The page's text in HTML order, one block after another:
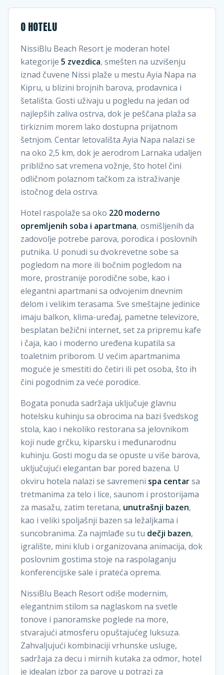
O HOTELU
NissiBlu Beach Resort je moderan hotel
kategorije 5 zvezdica, smešten na uzvišenju
iznad čuvene Nissi plaže u mestu Ayia Napa na
Kipru, u blizini brojnih barova, prodavnica i
šetališta. Gosti uživaju u pogledu na jedan od
najlepših zaliva ostrva, dok je peščana plaža sa
tirkiznim morem lako dostupna prijatnom
šetnjom. Centar letovališta Ayia Napa nalazi se
na oko 2,5 km, dok je aerodrom Larnaka udaljen
približno sat vremena vožnje, što hotel čini
odličnom polaznom tačkom za istraživanje
istočnog dela ostrva.
Hotel raspolaže sa oko 220 moderno
opremljenih soba i apartmana, osmišljenih da
zadovolje potrebe parova, porodica i poslovnih
putnika. U ponudi su dvokrevetne sobe sa
pogledom na more ili bočnim pogledom na
more, prostranije porodične sobe, kao i
elegantni apartmani sa odvojenim dnevnim
delom i velikim terasama. Sve smeštajne jedinice
imaju balkon, klima-uređaj, pametne televizore,
besplatan bežični internet, set za pripremu kafe
i čaja, kao i moderno uređena kupatila sa
toaletnim priborom. U većim apartmanima
moguće je smestiti do četiri ili pet osoba, što ih
čini pogodnim za veće porodice.
Bogata ponuda sadržaja uključuje glavnu
hotelsku kuhinju sa obrocima na bazi švedskog
stola, kao i nekoliko restorana sa jelovnikom
koji nude grčku, kiparsku i međunarodnu
kuhinju. Gosti mogu da se opuste u više barova,
uključujući elegantan bar pored bazena. U
okviru hotela nalazi se savremeni spa centarsa
tretmanima za telo i lice, saunom i prostorijama
za masažu, zatim teretana, unutrašnji bazen,
kao i veliki spoljašnji bazen sa ležaljkama i
suncobranima. Za najmlađe su tu dečji bazen,
igralište, mini klub i organizovana animacija, dok
poslovnim gostima stoje na raspolaganju
konferencijske sale i prateća oprema.
NissiBlu Beach Resort odiše modernim,
elegantnim stilom sa naglaskom na svetle
tonove i panoramske poglede na more,
stvarajući atmosferu opuštajućeg luksuza.
Zahvaljujući kombinaciji vrhunske usluge,
sadržaja za decu i mirnih kutaka za odmor, hotel
je idealan izbor za parove u potrazi za